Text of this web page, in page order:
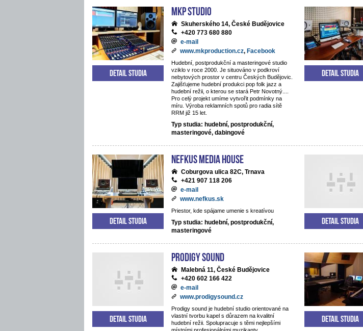
MKP STUDIO
Skuherského 14, České Budějovice
+420 773 680 880
e-mail
www.mkproduction.cz, Facebook
Hudební, postprodukční a masteringové studio
vziklo v roce 2000. Je situováno v podkroví
nebytových prostor v centru Českých Budějovic.
Zajišťujeme hudební produkci pop folk jazz a
hudební režii, o kterou se stará Petr Novotný....
Pro celý projekt umíme vytvořit podmínky na
míru. Výroba reklamních spotů pro radia sítě
RRM již 15 let.
Typ studia: hudební, postprodukční,
masteringové, dabingové
Detail studia Detail studia
NEFKUS Media House
Coburgova ulica 82C, Trnava
+421 907 118 206
e-mail
www.nefkus.sk
Priestor, kde spájame umenie s kreatívou
Typ studia: hudební, postprodukční,
masteringové
Detail studia Detail studia
Prodigy Sound
Malebná 11, České Budějovice
+420 602 166 422
e-mail
www.prodigysound.cz
Prodigy sound je hudební studio orientované na
vlastní tvorbu kapel s důrazem na kvalitní
hudební režii. Spolupracuje s těmi nejlepšími
Detail studia Detail studia